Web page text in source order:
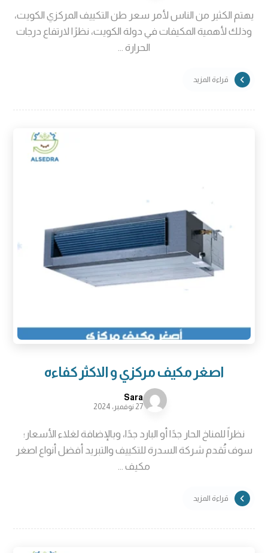
يهتم الكثير من الناس لأمر سعر طن التكييف المركزي الكويت،
وذلك لأهمية المكيفات في دولة الكويت، نظرًا لارتفاع درجات
الحرارة ...
قراءة المزيد
اصغر مكيف مركزي و الاكثر كفاءه
Sara
27 نوفمبر، 2024
نظراً للمناخ الحار جدًا أو البارد جدًا، وبالإضافة لغلاء الأسعار؛
سوف تُقدم شركة السدرة للتكييف والتبريد أفضل أنواع اصغر
مكيف ...
قراءة المزيد